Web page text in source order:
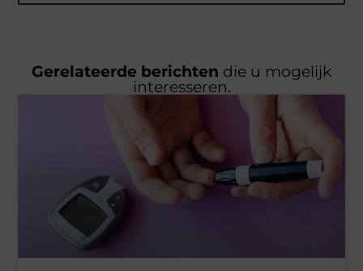
Gerelateerde berichten die u mogelijk
interesseren.